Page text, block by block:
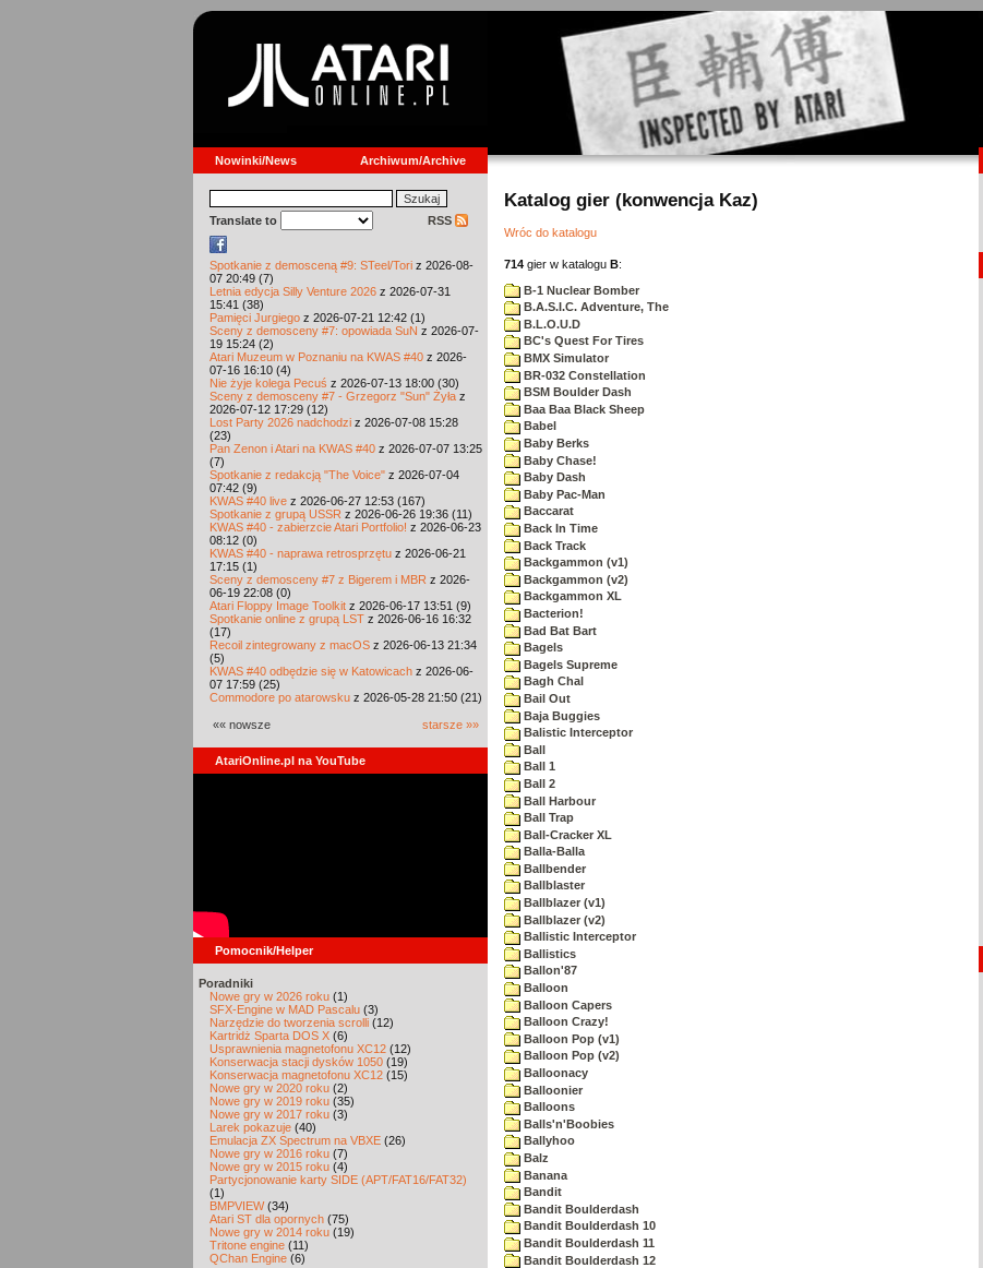
Nowinki/News Archiwum/Archive
Translate to RSS
Spotkanie z demosceną #9: STeel/Tori z 2026-08-
07 20:49 (7)
Letnia edycja Silly Venture 2026 z 2026-07-31
15:41 (38)
Pamięci Jurgiego z 2026-07-21 12:42 (1)
Sceny z demosceny #7: opowiada SuN z 2026-07-
19 15:24 (2)
Atari Muzeum w Poznaniu na KWAS #40 z 2026-
07-16 16:10 (4)
Nie żyje kolega Pecuś z 2026-07-13 18:00 (30)
Sceny z demosceny #7 - Grzegorz "Sun" Żyła z
2026-07-12 17:29 (12)
Lost Party 2026 nadchodzi z 2026-07-08 15:28
(23)
Pan Zenon i Atari na KWAS #40 z 2026-07-07 13:25
(7)
Spotkanie z redakcją "The Voice" z 2026-07-04
07:42 (9)
KWAS #40 live z 2026-06-27 12:53 (167)
Spotkanie z grupą USSR z 2026-06-26 19:36 (11)
KWAS #40 - zabierzcie Atari Portfolio! z 2026-06-23
08:12 (0)
KWAS #40 - naprawa retrosprzętu z 2026-06-21
17:15 (1)
Sceny z demosceny #7 z Bigerem i MBR z 2026-
06-19 22:08 (0)
Atari Floppy Image Toolkit z 2026-06-17 13:51 (9)
Spotkanie online z grupą LST z 2026-06-16 16:32
(17)
Recoil zintegrowany z macOS z 2026-06-13 21:34
(5)
KWAS #40 odbędzie się w Katowicach z 2026-06-
07 17:59 (25)
Commodore po atarowsku z 2026-05-28 21:50 (21)
«« nowsze starsze »»
AtariOnline.pl na YouTube
Pomocnik/Helper
Poradniki
Nowe gry w 2026 roku (1)
SFX-Engine w MAD Pascalu (3)
Narzędzie do tworzenia scrolli (12)
Kartridż Sparta DOS X (6)
Usprawnienia magnetofonu XC12 (12)
Konserwacja stacji dysków 1050 (19)
Konserwacja magnetofonu XC12 (15)
Nowe gry w 2020 roku (2)
Nowe gry w 2019 roku (35)
Nowe gry w 2017 roku (3)
Larek pokazuje (40)
Emulacja ZX Spectrum na VBXE (26)
Nowe gry w 2016 roku (7)
Nowe gry w 2015 roku (4)
Partycjonowanie karty SIDE (APT/FAT16/FAT32)
(1)
BMPVIEW(34)
Atari ST dla opornych (75)
Nowe gry w 2014 roku (19)
Tritone engine (11)
QChan Engine (6)
Katalog gier (konwencja Kaz)
Wróc do katalogu
714 gier w katalogu B:
B-1 Nuclear Bomber
B.A.S.I.C. Adventure, The
B.L.O.U.D
BC's Quest For Tires
BMX Simulator
BR-032 Constellation
BSM Boulder Dash
Baa Baa Black Sheep
Babel
Baby Berks
Baby Chase!
Baby Dash
Baby Pac-Man
Baccarat
Back In Time
Back Track
Backgammon (v1)
Backgammon (v2)
Backgammon XL
Bacterion!
Bad Bat Bart
Bagels
Bagels Supreme
Bagh Chal
Bail Out
Baja Buggies
Balistic Interceptor
Ball
Ball 1
Ball 2
Ball Harbour
Ball Trap
Ball-Cracker XL
Balla-Balla
Ballbender
Ballblaster
Ballblazer (v1)
Ballblazer (v2)
Ballistic Interceptor
Ballistics
Ballon'87
Balloon
Balloon Capers
Balloon Crazy!
Balloon Pop (v1)
Balloon Pop (v2)
Balloonacy
Balloonier
Balloons
Balls'n'Boobies
Ballyhoo
Balz
Banana
Bandit
Bandit Boulderdash
Bandit Boulderdash 10
Bandit Boulderdash 11
Bandit Boulderdash 12